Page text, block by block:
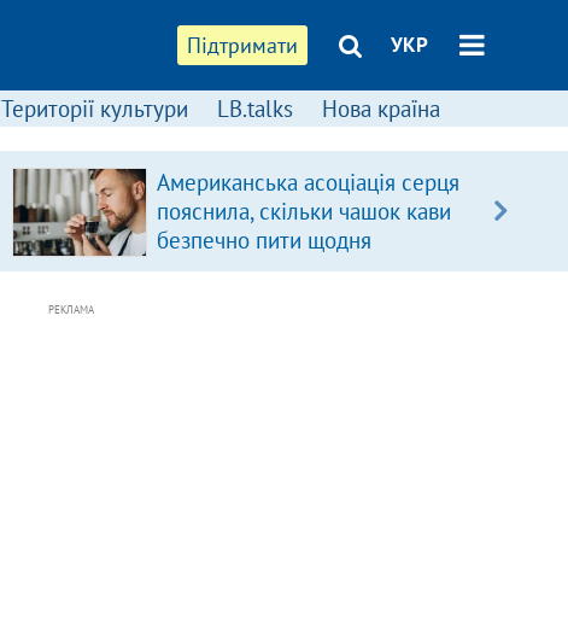
Підтримати УКР
Території культури LB.talks Нова країна
Американська асоціація серця
пояснила, скільки чашок кави
безпечно пити щодня
РЕКЛАМА